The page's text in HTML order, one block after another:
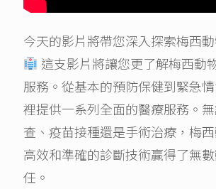
今天的影片將帶您深入探索梅西動
這支影片將讓您更了解梅西動
服務。從基本的預防保健到緊急
裡提供一系列全面的醫療服務。
查、疫苗接種還是手術治療，梅
高效和準確的診斷技術贏得了無
任。